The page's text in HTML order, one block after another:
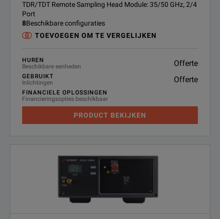
TDR/TDT Remote Sampling Head Module: 35/50 GHz, 2/4
Port
8Beschikbare configuraties
TOEVOEGEN OM TE VERGELIJKEN
HUREN
Beschikbare eenheden
Offerte
GEBRUIKT
Inlichtingen
Offerte
FINANCIELE OPLOSSINGEN
Financieringsopties beschikbaar
PRODUCT BEKIJKEN